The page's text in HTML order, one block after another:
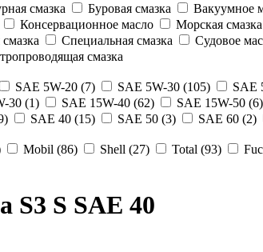
смазка Буровая смазка Вакуумное
Консервационное масло Морская смазка
Специальная смазка Судовое
смазка
SAE 5W-20 (7) SAE 5W-30 (105) SAE
30 (1) SAE 15W-40 (62) SAE 15W-50 (6)
SAE 40 (15) SAE 50 (3) SAE 60 (2)
Mobil (86) Shell (27) Total (93)
S3 S SAE 40